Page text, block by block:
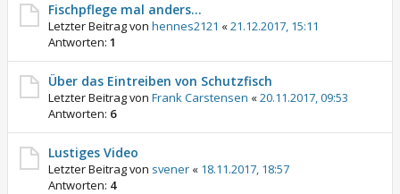
Fischpflege mal anders...
Letzter Beitrag von hennes2121 «21.12.2017, 15:11
Antworten: 1
Über das Eintreiben von Schutzfisch
Letzter Beitrag von Frank Carstensen «20.11.2017, 09:53
Antworten: 6
Lustiges Video
Letzter Beitrag von svener « 18.11.2017, 18:57
Antworten: 4